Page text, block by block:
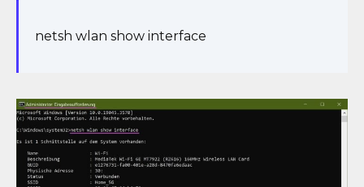
netsh wlan show interface